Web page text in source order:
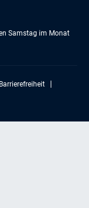
Samstag im Monat
Barrierefreiheit